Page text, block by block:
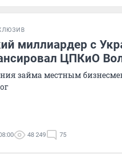
миллиардер с
ЦПКиО
займа местным
48 249 75